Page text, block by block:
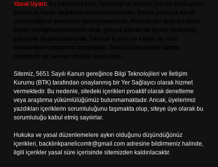
Yasal Uyarı:
Sitemiz, 5651 Sayılı Kanun gereğince Bilgi Teknolojileri ve İletişim
Kurumu (BTK) tarafından onaylanmış bir Yer Sağlayıcı olarak hizmet
vermektedir. Bu nedenle, sitedeki içerikleri proaktif olarak denetleme
veya araştırma yükümlülüğümüz bulunmamaktadır. Ancak, üyelerimiz
yazdıkları içeriklerin sorumluluğunu taşımakta olup, siteye üye olarak bu
sorumluluğu kabul etmiş sayılırlar.
Hukuka ve yasal düzenlemelere aykırı olduğunu düşündüğünüz
içerikleri, backlinkpanelicomtr@gmail.com adresine bildirmeniz halinde,
ilgili içerikler yasal süre içerisinde sitemizden kaldırılacaktır.